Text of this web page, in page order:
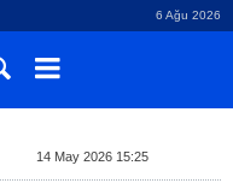
6 Ağu 2026
14 May 2026 15:25